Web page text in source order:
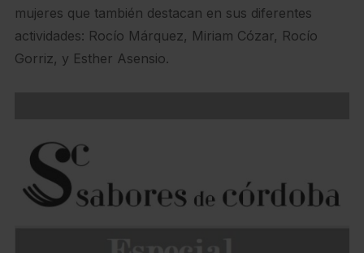
mujeres que también destacan en sus diferentes
actividades: Rocío Márquez, Miriam Cózar, Rocío
Gorriz, y Esther Asensio.